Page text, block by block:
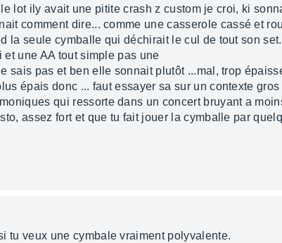
lot ily avait une pitite crash z custom je croi, ki
comment dire... comme une casserole cassé et
la seule cymballe qui déchirait le cul de tout son set.
une AA tout simple pas une
sais pas et ben elle sonnait plutôt ...mal, trop
épais donc ... faut essayer sa sur un contexte
qui ressorte dans un concert bruyant a
assez fort et que tu fait jouer la cymballe par
tu veux une cymbale vraiment polyvalente.